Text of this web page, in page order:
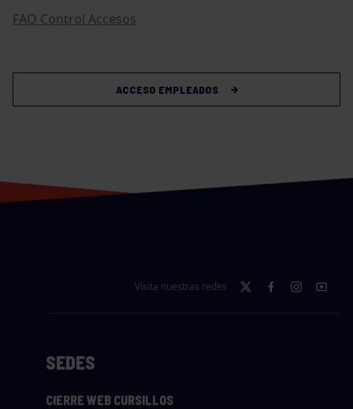
FAQ Control Accesos
ACCESO EMPLEADOS
Visita nuestras redes
SEDES
CIERRE WEB CURSILLOS